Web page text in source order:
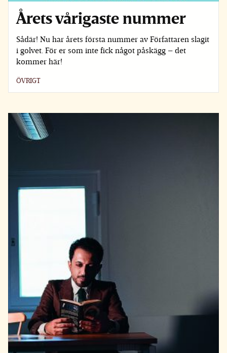
Årets vårigaste nummer
Sådär! Nu har årets första nummer av Författaren slagit
i golvet. För er som inte fick något påskägg – det
kommer här!
ÖVRIGT